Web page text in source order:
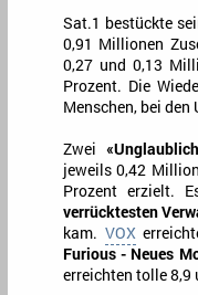
Sat.1 bestückte
0,91 Millionen
0,27 und 0,13
Prozent. Die
Menschen, bei
Zwei
jeweils 0,42
Prozent erzielt.
verrücktesten
kam. VOX
Furious - Neues
erreichten tolle 8,9